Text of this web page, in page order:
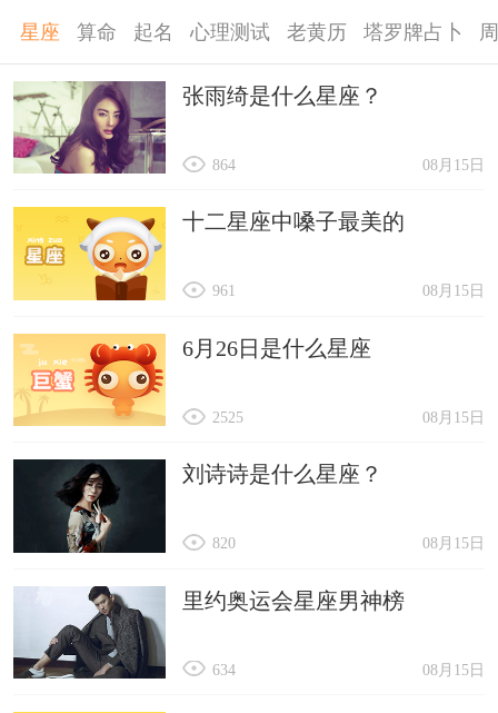
星座 算命 起名 心理测试 老黄历 塔罗牌占卜
张雨绮是什么星座？
08月15日
864
十二星座中嗓子最美的
08月15日
961
6月26日是什么星座
08月15日
2525
刘诗诗是什么星座？
08月15日
820
里约奥运会星座男神榜
08月15日
634